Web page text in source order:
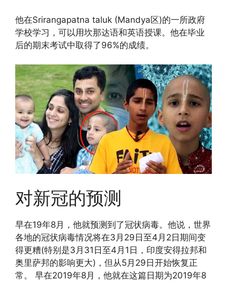
他在Srirangapatna taluk (Mandya区)的一所政府
学校学习，可以用坎那达语和英语授课。他在毕业
后的期末考试中取得了96%的成绩。
对新冠的预测
早在19年8月，他就预测到了冠状病毒。他说，世界
各地的冠状病毒情况将在3月29日至4月2日期间变
得更糟(特别是3月31日至4月1日，印度安得拉邦和
奥里萨邦的影响更大)，但从5月29日开始恢复正
常。 早在2019年8月，他就在这篇日期为2019年8